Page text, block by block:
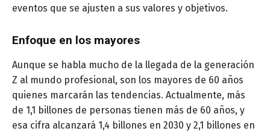
eventos que se ajusten a sus valores y objetivos.
Enfoque en los mayores
Aunque se habla mucho de la llegada de la generación
Z al mundo profesional, son los mayores de 60 años
quienes marcarán las tendencias. Actualmente, más
de 1,1 billones de personas tienen más de 60 años, y
esa cifra alcanzará 1,4 billones en 2030 y 2,1 billones en